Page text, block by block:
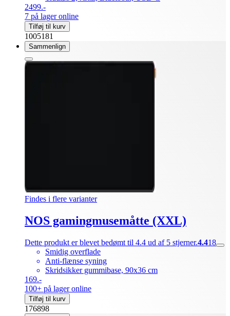
2499.-
7 på lager online
Tilføj til kurv
1005181
Sammenlign
Findes i flere varianter
NOS gamingmusemåtte (XXL)
Dette produkt er blevet bedømt til 4.4 ud af 5 stjerner.4.418
Smidig overflade
Anti-flænse syning
Skridsikker gummibase, 90x36 cm
169.-
100+ på lager online
Tilføj til kurv
176898